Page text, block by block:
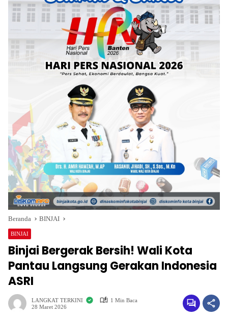
Beranda BINJAI
BINJAI
Binjai Bergerak Bersih! Wali Kota
Pantau Langsung Gerakan Indonesia
ASRI
LANGKAT TERKINI
1 Min Baca
28 Maret 2026